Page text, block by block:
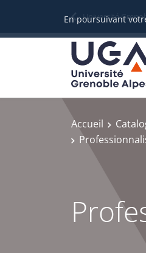
En poursuivant
Université
Accueil